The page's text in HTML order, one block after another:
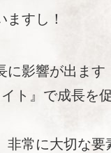
すし！
に影響が出ます
ト』で成長を
非常に大切な要